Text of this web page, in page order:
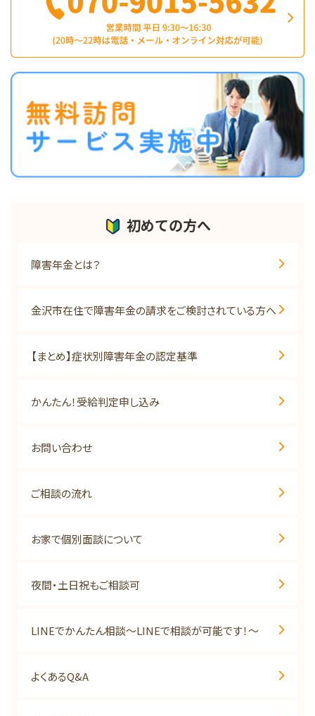
初めての方へ
障害年金とは？
金沢市在住で障害年金の請求をご検討されている方へ
【まとめ】症状別障害年金の認定基準
かんたん！受給判定申し込み
お問い合わせ
ご相談の流れ
お家で個別面談について
夜間・土日祝もご相談可
LINEでかんたん相談～LINEで相談が可能です！～
よくあるQ&A